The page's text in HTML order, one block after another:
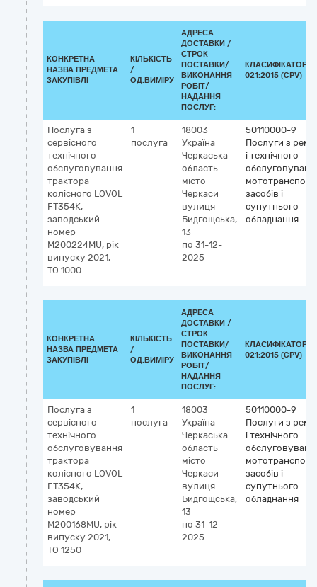
КОНКРЕТНА
НАЗВА ПРЕДМЕТА
ЗАКУПІВЛІ
КІЛЬКІСТЬ
/
ОД.ВИМІРУ
АДРЕСА
ДОСТАВКИ /
СТРОК
ПОСТАВКИ/
ВИКОНАННЯ
РОБІТ/
НАДАННЯ
ПОСЛУГ:
КЛАСИФІКАТОР
021:2015 (CPV)
Послуга з
сервісного
технічного
обслуговування
трактора
колісного LOVOL
FT354K,
заводський
номер
M200224MU, рік
випуску 2021,
ТО 1000
1
послуга
18003
Україна
Черкаська
область
місто
Черкаси
вулиця
Бидгощська,
13
по 31-12-
2025
50110000-9
Послуги з
і технічного
засобів і
супутнього
обладнання
КОНКРЕТНА
НАЗВА ПРЕДМЕТА
ЗАКУПІВЛІ
КІЛЬКІСТЬ
/
ОД.ВИМІРУ
АДРЕСА
ДОСТАВКИ /
СТРОК
ПОСТАВКИ/
ВИКОНАННЯ
РОБІТ/
НАДАННЯ
ПОСЛУГ:
КЛАСИФІКАТОР
021:2015 (CPV)
Послуга з
сервісного
технічного
обслуговування
трактора
колісного LOVOL
FT354K,
заводський
номер
M200168MU, рік
випуску 2021,
ТО 1250
1
послуга
18003
Україна
Черкаська
область
місто
Черкаси
вулиця
Бидгощська,
13
по 31-12-
2025
50110000-9
Послуги з
і технічного
засобів і
супутнього
обладнання